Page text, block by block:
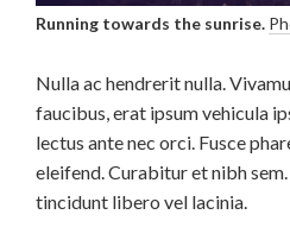
Running towards the sunrise.
Nulla ac hendrerit nulla.
faucibus, erat ipsum vehicula
lectus ante nec orci. Fusce
eleifend. Curabitur et nibh
tincidunt libero vel lacinia.